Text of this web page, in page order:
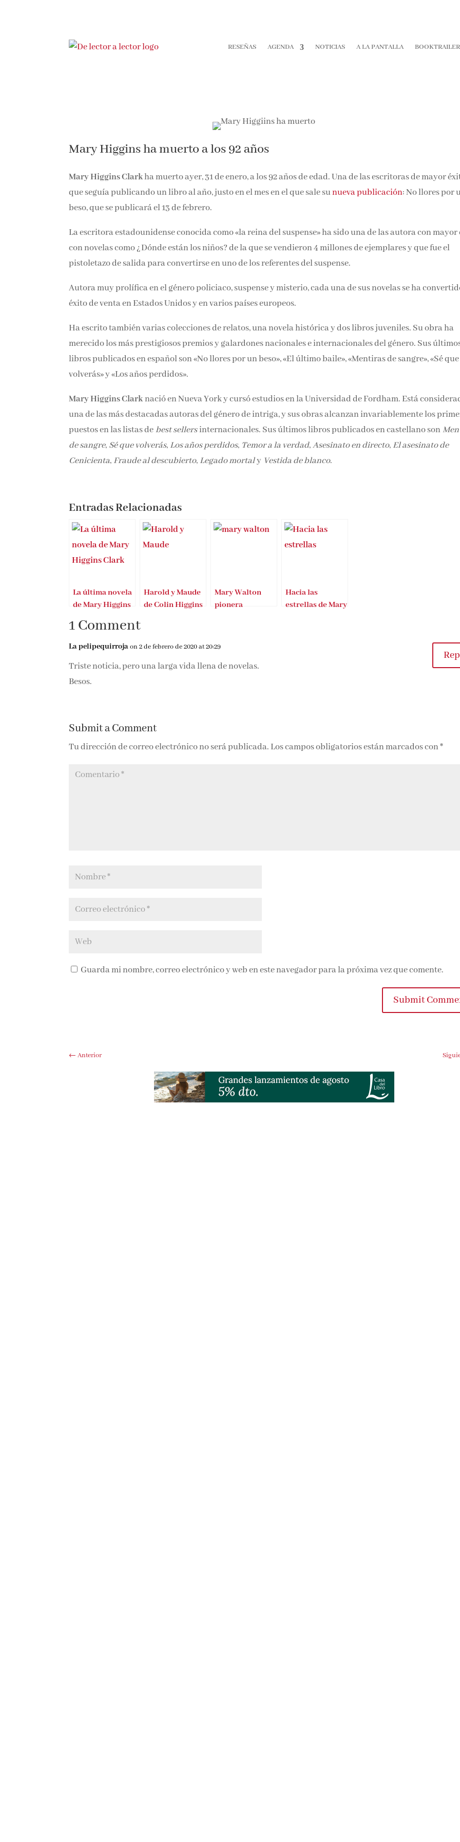
RESEÑAS AGENDA NOTICIAS A LA PANTALLA BOOKTRAILER
Mary Higgins ha muerto a los 92 años
Mary Higgins Clarkha muerto ayer, 31 de enero, a los 92 años de edad. Una de las escritoras de mayor
que seguía publicando un libro al año, justo en el mes en el que sale sunueva publicación: No llores por
beso, que se publicará el 13 de febrero.
La escritora estadounidense conocida como «la reina del suspense» ha sido una de las autora con mayor
con novelas como ¿Dónde están los niños? de la que se vendieron 4 millones de ejemplares y que fue el
pistoletazo de salida para convertirse en uno de los referentes del suspense.
Autora muy prolífica en el género policiaco, suspense y misterio, cada una de sus novelas se ha
éxito de venta en Estados Unidos y en varios países europeos.
Ha escrito también varias colecciones de relatos, una novela histórica y dos libros juveniles. Su obra ha
merecido los más prestigiosos premios y galardones nacionales e internacionales del género. Sus
libros publicados en español son «No llores por un beso», «El último baile», «Mentiras de sangre», «Sé que
volverás» y «Los años perdidos».
Mary Higgins Clarknació en Nueva York y cursó estudios en la Universidad de Fordham. Está
una de las más destacadas autoras del género de intriga, y sus obras alcanzan invariablemente los
puestos en las listas debest sellersinternacionales. Sus últimos libros publicados en castellano son
de sangre, Sé que volverás, Los años perdidos, Temor a la verdad,Asesinato en directo, El asesinato de
Cenicienta, Fraude al descubierto, Legado mortaly Vestida de blanco.
Entradas Relacionadas
La última novela
de Mary Higgins
Harold y Maude
de Colin Higgins
Mary Walton
pionera
Hacia las
estrellas de Mary
1 Comment
La pelipequirroja on 2 de febrero de 2020 at 20:29
Triste noticia, pero una larga vida llena de novelas.
Besos.
Submit a Comment
Tu dirección de correo electrónico no será publicada. Los campos obligatorios están marcados con*
Guarda mi nombre, correo electrónico y web en este navegador para la próxima vez que comente.
Submit
←Anterior